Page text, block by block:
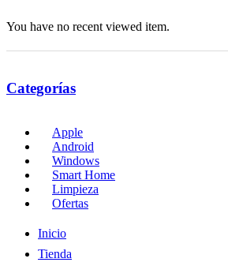
You have no recent viewed item.
Categorías
Apple
Android
Windows
Smart Home
Limpieza
Ofertas
Inicio
Tienda